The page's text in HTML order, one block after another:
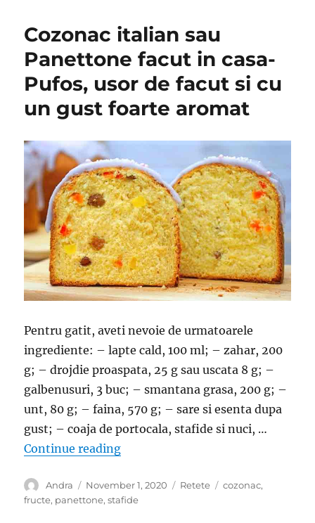
Cozonac italian sau
Panettone facut in casa-
Pufos, usor de facut si cu
un gust foarte aromat
Pentru gatit, aveti nevoie de urmatoarele
ingrediente: – lapte cald, 100 ml; – zahar, 200
g; – drojdie proaspata, 25 g sau uscata 8 g; –
galbenusuri, 3 buc; – smantana grasa, 200 g; –
unt, 80 g; – faina, 570 g; – sare si esenta dupa
gust; – coaja de portocala, stafide si nuci, …
Continue reading“Cozonac italian sau Panettone
Author
Andra
Posted
on
November 1, 2020 Categories
Retete Tags
cozonac,
fructe, panettone,stafide